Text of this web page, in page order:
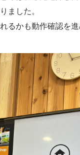
ました。
るかも動作確認を進